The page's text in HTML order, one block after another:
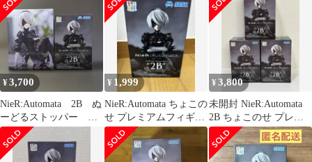
セット
め売り
¥3,700
NieR:Automata 2B ぬ
ーどるストッパー ち
ょこのせ フィギュア
¥ 1,999
NieR:Automata ちょこの
せ プレミアムフィギュ
ア 2B
¥3,800
未開封 NieR:Automata
2B ちょこのせ プレミ
アムフィギュア 3個